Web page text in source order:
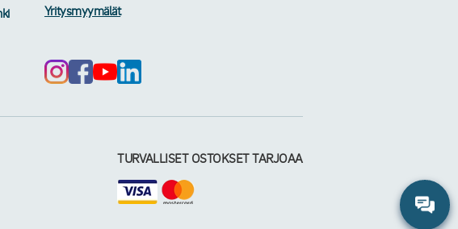
Yritysmyymälät
TURVALLISET OSTOKSET TARJOAA